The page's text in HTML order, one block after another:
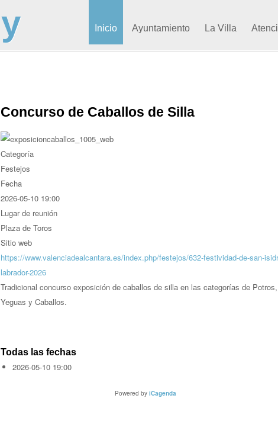
Inicio Ayuntamiento La Villa
Concurso de Caballos de Silla
Categoría
Festejos
Fecha
2026-05-10 19:00
Lugar de reunión
Plaza de Toros
Sitio web
https://www.valenciadealcantara.es/index.php/festejos/632-festividad-de-san-
labrador-2026
Tradicional concurso exposición de caballos de silla en las categorías de Potros,
Yeguas y Caballos.
Todas las fechas
2026-05-10 19:00
Powered by iCagenda